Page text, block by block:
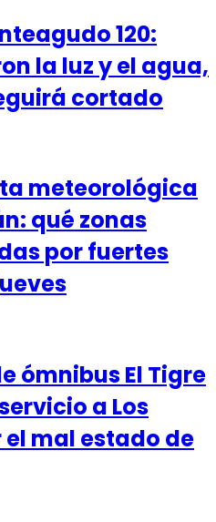
120:
la luz y el agua,
cortado
meteorológica
qué zonas
por fuertes
ómnibus El Tigre
a Los
el mal estado de